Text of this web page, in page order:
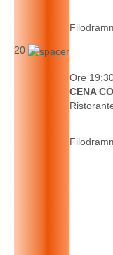
20
Ore
CENA